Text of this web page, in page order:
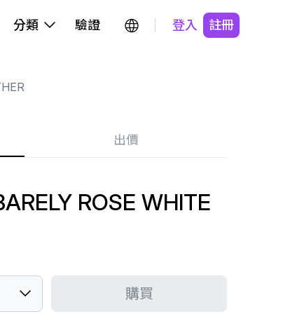
分類 驗證 登入 註冊
出價
ROSE WHITE
購買